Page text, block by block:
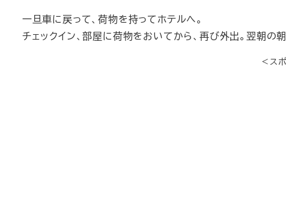
一旦車に戻って、荷物を持ってホテルへ。
チェックイン、部屋に荷物をおいてから、再び外出。翌朝の
＜ス